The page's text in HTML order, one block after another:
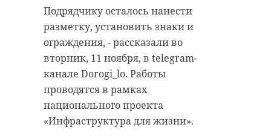
Подрядчику осталось нанести
разметку, установить знаки и
ограждения, - рассказали во
вторник, 11 ноября, в telegram-
канале Dorogi_lo. Работы
проводятся в рамках
национального проекта
«Инфраструктура для жизни».
С 2015 года Артем Пастухов
успешно реализовал семь
историко-патриотических и
краеведческих проектов в
Ленинградской области. С 2016
года он является Волонтером
Победы. В 2021 году ленинградец
был лидером команды
нарушители гоняли на участке
между Выборгским шоссе и
проспектом Энгельса, а затем
перебрались во Всеволожский
район.
Видеозаписи гонок полицейские
обнаружили в Интернете. Уже на
следующий день